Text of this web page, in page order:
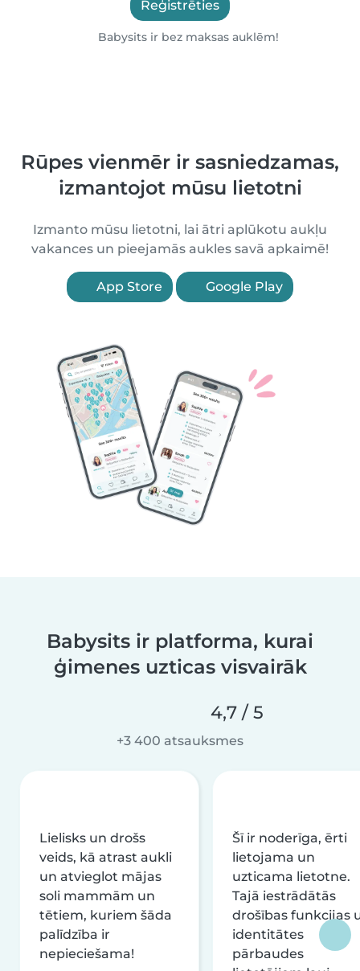
Reģistrēties
Babysits ir bez maksas auklēm!
Rūpes vienmēr ir sasniedzamas,
izmantojot mūsu lietotni
Izmanto mūsu lietotni, lai ātri aplūkotu aukļu
vakances un pieejamās aukles savā apkaimē!
App Store Google Play
Babysits ir platforma, kurai
ģimenes uzticas visvairāk
4,7 / 5
+3 400 atsauksmes
Lielisks un drošs
veids, kā atrast aukli
un atvieglot mājas
soli mammām un
tētiem, kuriem šāda
palīdzība ir
nepieciešama!
Šī ir noderīga, ērti
lietojama un
uzticama lietotne.
Tajā iestrādātās
drošības funkcijas
identitātes
pārbaudes